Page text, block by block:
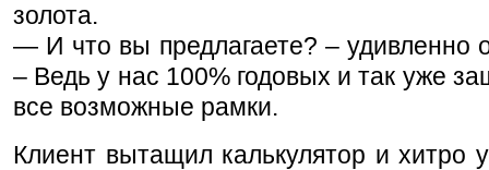
золота.
— И что вы предлагаете? – удивленно
– Ведь у нас 100% годовых и так уже
все возможные рамки.
Клиент вытащил калькулятор и хитро